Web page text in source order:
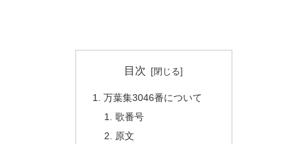
目次
万葉集3046番について
歌番号
原文